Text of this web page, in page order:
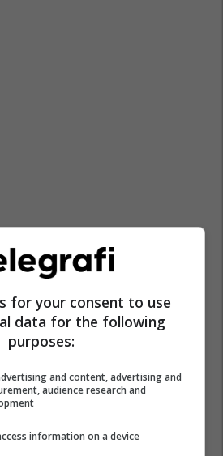
for your consent to use
data for the following
purposes:
and content, advertising and
audience research and
information on a device